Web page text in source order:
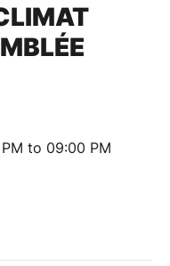
to 09:00 PM